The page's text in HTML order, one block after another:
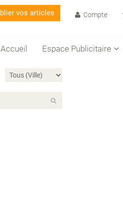
vos articles Compte
Accueil Espace Publicitaire